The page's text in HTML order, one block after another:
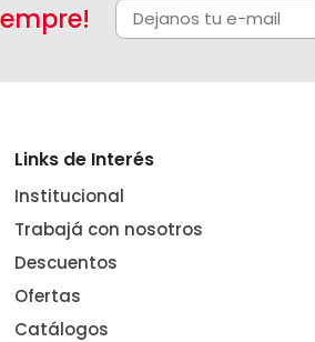
Links de Interés
Institucional
Trabajá con nosotros
Descuentos
Ofertas
Catálogos